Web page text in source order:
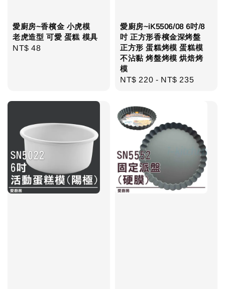
愛廚房~香檳金 小虎模
老虎造型 可愛 蛋糕 模具
Regular
NT$ 48
愛廚房~iK5506/08 6吋/8
吋 正方形香檳金深烤盤
正方形 蛋糕烤模 蛋糕模
不沾黏 烤盤烤模 烘焙烤
模
Regular
NT$ 220 - NT$ 235